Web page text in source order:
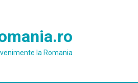
la Romania